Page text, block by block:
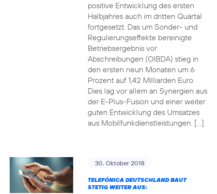
positive Entwicklung des ersten
Halbjahres auch im dritten Quartal
fortgesetzt. Das um Sonder- und
Regulierungseffekte bereinigte
Betriebsergebnis vor
Abschreibungen (OIBDA) stieg in
den ersten neun Monaten um 6
Prozent auf 1,42 Milliarden Euro.
Dies lag vor allem an Synergien aus
der E-Plus-Fusion und einer weiter
guten Entwicklung des Umsatzes
aus Mobilfunkdienstleistungen. […]
30. Oktober 2018
TELEFÓNICA DEUTSCHLAND BAUT
STETIG WEITER AUS: